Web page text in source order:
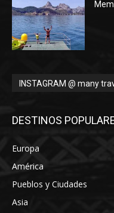
INSTAGRAM @ many
DESTINOS
Europa
América
Pueblos y Ciudades
Asia